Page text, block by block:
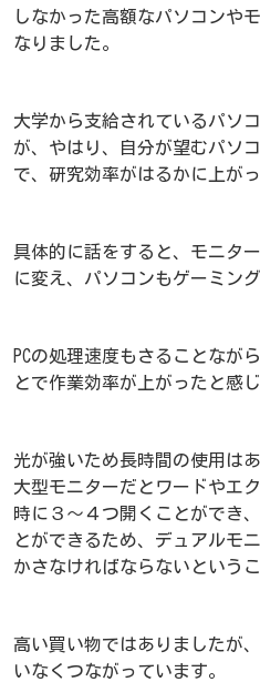
しなかった高額なパソコンや
なりました。
大学から支給されているパソ
が、やはり、自分が望むパソ
で、研究効率がはるかに上が
具体的に話をすると、モニタ
に変え、パソコンもゲーミング
PCの処理速度もさることなが
とで作業効率が上がったと感じ
光が強いため長時間の使用は
大型モニターだとワードやエ
時に３～４つ開くことができ
とができるため、デュアルモ
かさなければならないという
高い買い物ではありましたが
いなくつながっています。